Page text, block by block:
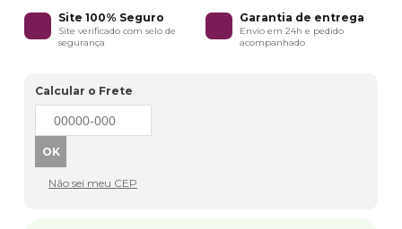
Site 100% Seguro
Site verificado com selo de
segurança
Garantia de entrega
Envio em 24h e pedido
acompanhado
Calcular o Frete
Não sei meu CEP